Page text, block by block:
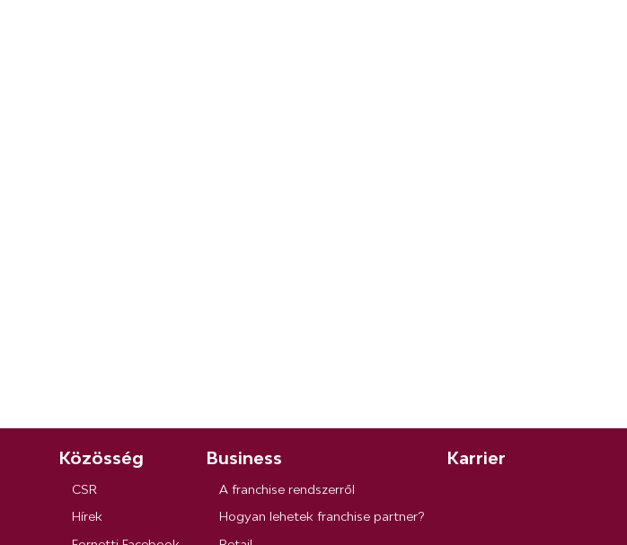
Közösség
CSR
Hírek
Business
A franchise rendszerről
Hogyan lehetek franchise partner?
Karrier